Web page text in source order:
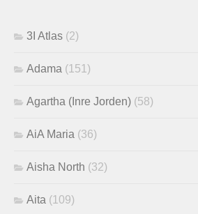
3I Atlas (2)
Adama (151)
Agartha (Inre Jorden) (58)
AiA Maria (36)
Aisha North (32)
Aita (109)